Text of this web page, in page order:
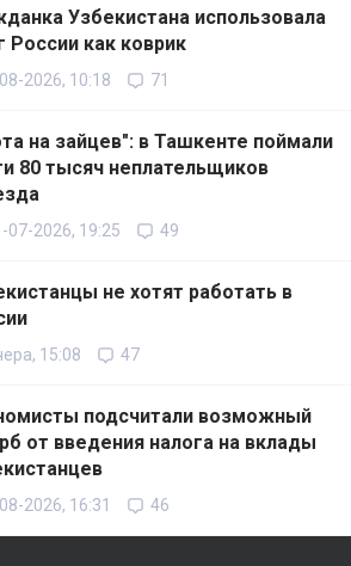
Узбекистана использовала
России как коврик
2026, 10:18 71
на зайцев": в Ташкенте поймали
80 тысяч неплательщиков
07-2026, 19:25 49
не хотят работать в
15:08 47
подсчитали возможный
от введения налога на вклады
2026, 16:31 46